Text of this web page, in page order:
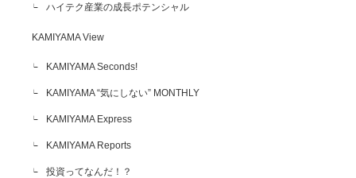
ハイテク産業の成長ポテンシャル
KAMIYAMA View
KAMIYAMA Seconds!
KAMIYAMA “気にしない” MONTHLY
KAMIYAMA Express
KAMIYAMA Reports
投資ってなんだ！？